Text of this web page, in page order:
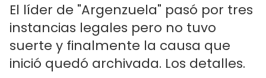
El líder de "Argenzuela" pasó por tres
instancias legales pero no tuvo
suerte y finalmente la causa que
inició quedó archivada. Los detalles.